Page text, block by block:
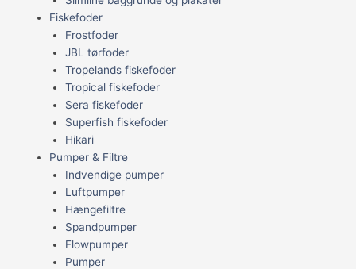
Fiskefoder
Frostfoder
JBL tørfoder
Tropelands fiskefoder
Tropical fiskefoder
Sera fiskefoder
Superfish fiskefoder
Hikari
Pumper & Filtre
Indvendige pumper
Luftpumper
Hængefiltre
Spandpumper
Flowpumper
Pumper